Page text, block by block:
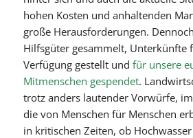
hohen Kosten und anhaltenden
große Herausforderungen.
Hilfsgüter gesammelt, Unterkünfte
Verfügung gestellt und für unsere
Mitmenschen gespendet.
trotz anders lautender Vorwürfe,
die von Menschen für Menschen
in kritischen Zeiten, ob